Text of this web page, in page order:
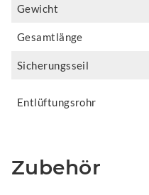
Gewicht
Gesamtlänge
Sicherungsseil
Entlüftungsrohr
Zubehör